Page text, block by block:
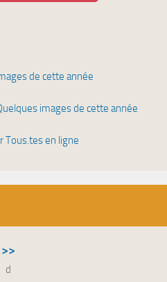
de cette année
images de cette année
Tous.tes en ligne
>>
d